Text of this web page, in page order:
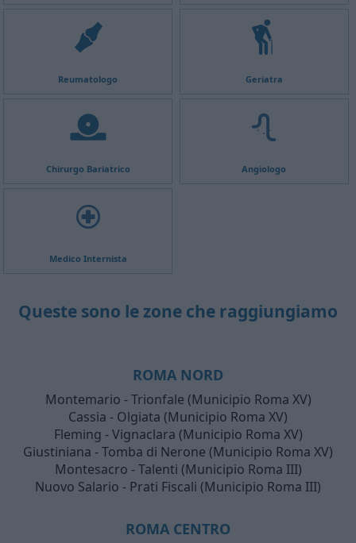
Reumatologo Geriatra
Chirurgo Bariatrico Angiologo
Medico Internista
Queste sono le zone che raggiungiamo
ROMA NORD
Montemario - Trionfale (Municipio Roma XV)
Cassia - Olgiata (Municipio Roma XV)
Fleming - Vignaclara (Municipio Roma XV)
Giustiniana - Tomba di Nerone (Municipio Roma XV)
Montesacro - Talenti (Municipio Roma III)
Nuovo Salario - Prati Fiscali (Municipio Roma III)
ROMA CENTRO